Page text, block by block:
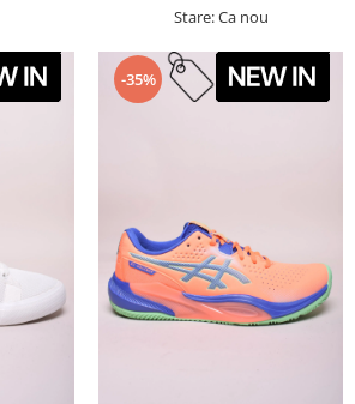
Stare: Ca nou
-35%